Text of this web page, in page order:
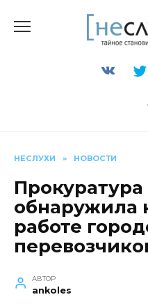
НЕСЛУХИ » НОВОСТИ
обнаружила
работе
АВТОР
ankoles